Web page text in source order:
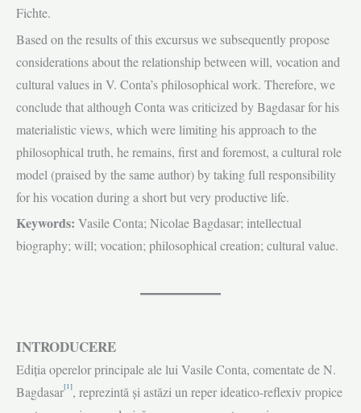
Fichte.
Based on the results of this excursus we subsequently propose
considerations about the relationship between will, vocation and
cultural values in V. Conta’s philosophical work. Therefore, we
conclude that although Conta was criticized by Bagdasar for his
materialistic views, which were limiting his approach to the
philosophical truth, he remains, first and foremost, a cultural role
model (praised by the same author) by taking full responsibility
for his vocation during a short but very productive life.
Keywords: Vasile Conta; Nicolae Bagdasar; intellectual
biography; will; vocation; philosophical creation; cultural value.
INTRODUCERE
Ediția operelor principale ale lui Vasile Conta, comentate de N.
Bagdasar[1], reprezintă și astăzi un reper ideatico-reflexiv propice